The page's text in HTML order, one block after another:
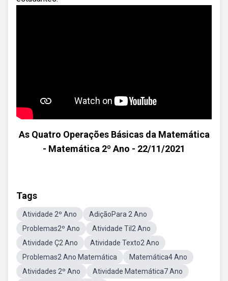
As Quatro Operações Básicas da Matemática
- Matemática 2º Ano - 22/11/2021
Tags
Atividade 2º Ano
AdiçãoPara 2 Ano
Problemas2º Ano
Atividade Til2 Ano
Atividade Ç2 Ano
Atividade Texto2 Ano
Problemas2 Ano Matemática
Matemática4 Ano
Atividades 2º Ano
Atividade Matemática7 Ano